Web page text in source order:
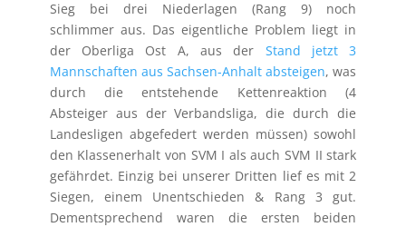
Sieg bei drei Niederlagen (Rang 9) noch
schlimmer aus. Das eigentliche Problem liegt in
der Oberliga Ost A, aus der Stand jetzt 3
Mannschaften aus Sachsen-Anhalt absteigen, was
durch die entstehende Kettenreaktion (4
Absteiger aus der Verbandsliga, die durch die
Landesligen abgefedert werden müssen) sowohl
den Klassenerhalt von SVM I als auch SVM II stark
gefährdet. Einzig bei unserer Dritten lief es mit 2
Siegen, einem Unentschieden & Rang 3 gut.
Dementsprechend waren die ersten beiden